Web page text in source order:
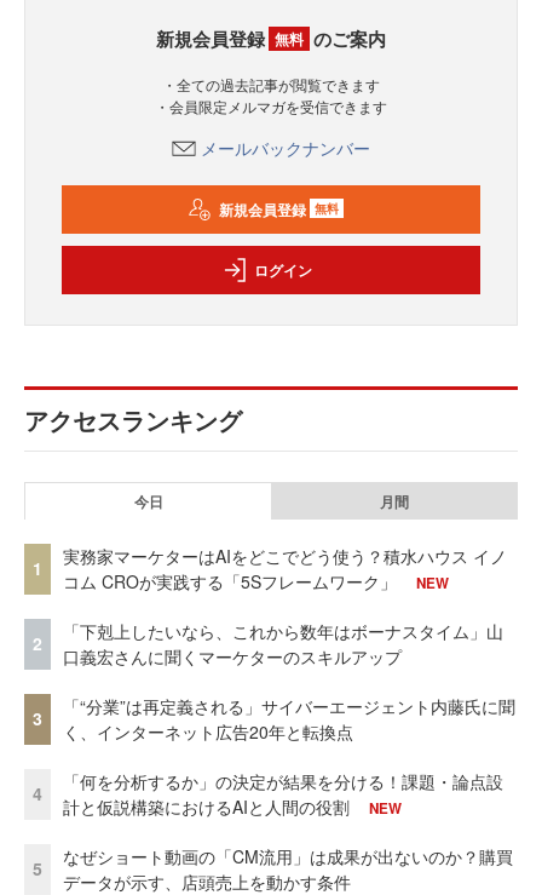
新規会員登録 無料 のご案内
・全ての過去記事が閲覧できます
・会員限定メルマガを受信できます
メールバックナンバー
新規会員登録 無料
ログイン
アクセスランキング
今日 月間
1
実務家マーケターはAIをどこでどう使う？積水ハウス イノ
コム CROが実践する「5Sフレームワーク」
NEW
2
「下剋上したいなら、これから数年はボーナスタイム」山
口義宏さんに聞くマーケターのスキルアップ
3
「“分業”は再定義される」サイバーエージェント内藤氏に聞
く、インターネット広告20年と転換点
4
「何を分析するか」の決定が結果を分ける！課題・論点設
計と仮説構築におけるAIと人間の役割
NEW
5
なぜショート動画の「CM流用」は成果が出ないのか？購買
データが示す、店頭売上を動かす条件